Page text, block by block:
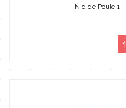
Nid de Poule 1